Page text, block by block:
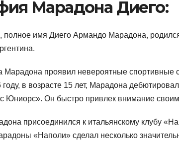
Марадона Диего:
полное имя Диего Армандо Марадона,
Марадона проявил невероятные спортивные
году, в возрасте 15 лет, Марадона
Юниорс». Он быстро привлек внимание
присоединился к итальянскому клубу
«Наполи» сделал несколько